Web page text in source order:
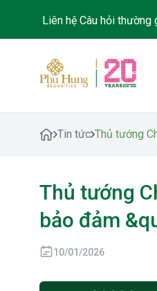
Liên hệ Câu hỏi thường
Tin tức Thủ tướng
Thủ tướng
bảo đảm
10/01/2026